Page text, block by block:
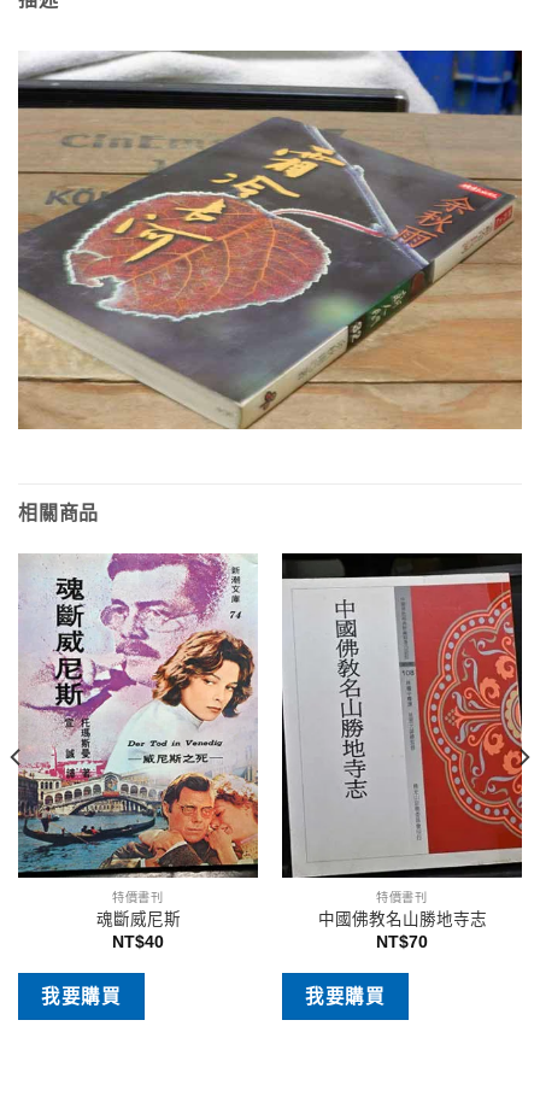
相關商品
特價書刊
魂斷威尼斯
NT$40
我要購買
特價書刊
中國佛教名山勝地寺志
NT$70
我要購買